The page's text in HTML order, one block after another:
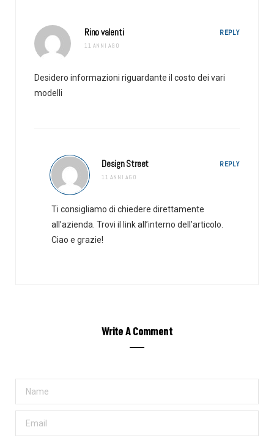
Rino valenti
11 ANNI AGO
REPLY
Desidero informazioni riguardante il costo dei vari
modelli
Design Street
11 ANNI AGO
REPLY
Ti consigliamo di chiedere direttamente
all’azienda. Trovi il link all’interno dell’articolo.
Ciao e grazie!
Write A Comment